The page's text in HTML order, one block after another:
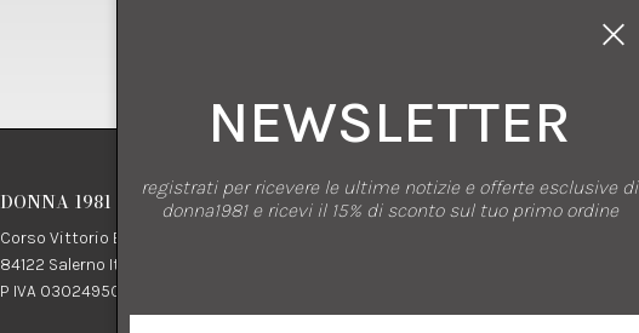
DONNA 1981
Corso Vittorio Emanuele 182
84122 Salerno Italia
P IVA 03024950655
SHOPPING
Termini e condizioni
NEWSLETTER
registrati per ricevere le ultime notizie e offerte esclusive di
donna1981 e ricevi il 15% di sconto sul tuo primo ordine